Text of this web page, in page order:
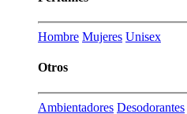
Hombre Mujeres Unisex
Otros
Ambientadores Desodorantes